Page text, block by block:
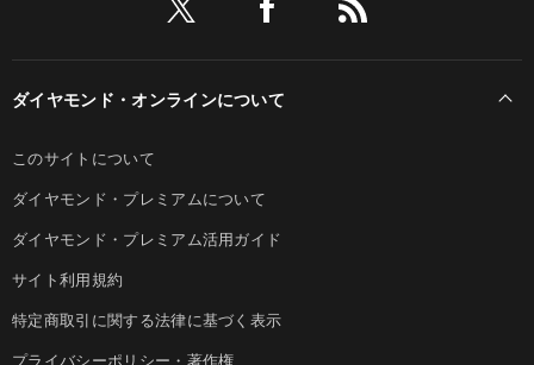
ダイヤモンド・オンラインについて
このサイトについて
ダイヤモンド・プレミアムについて
ダイヤモンド・プレミアム活用ガイド
サイト利用規約
特定商取引に関する法律に基づく表示
プライバシーポリシー・著作権